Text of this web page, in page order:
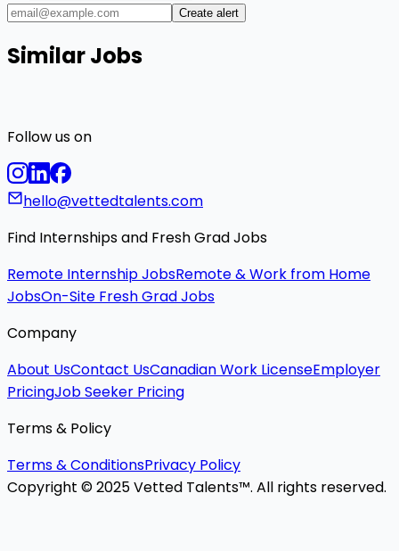
Create alert
Similar Jobs
Follow us on
hello@vettedtalents.com
Find Internships and Fresh Grad Jobs
Remote Internship JobsRemote & Work from Home
JobsOn-Site Fresh Grad Jobs
Company
About UsContact UsCanadian Work LicenseEmployer
PricingJob Seeker Pricing
Terms & Policy
Terms & ConditionsPrivacy Policy
Copyright © 2025 Vetted Talents™. All rights reserved.